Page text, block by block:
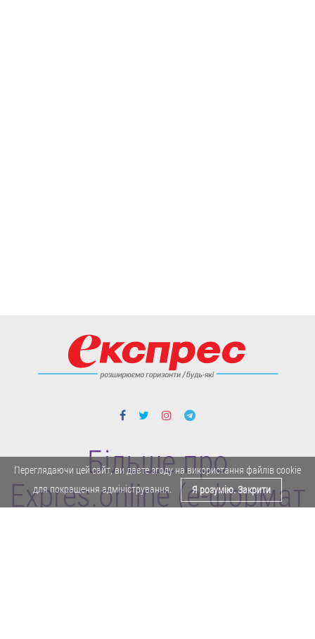
Більше про
Expres.online (e-формат
Переглядаючи цей сайт, ви даєте згоду на використання файлів cookie
для покращення адміністрування.
Я розумію. Закрити